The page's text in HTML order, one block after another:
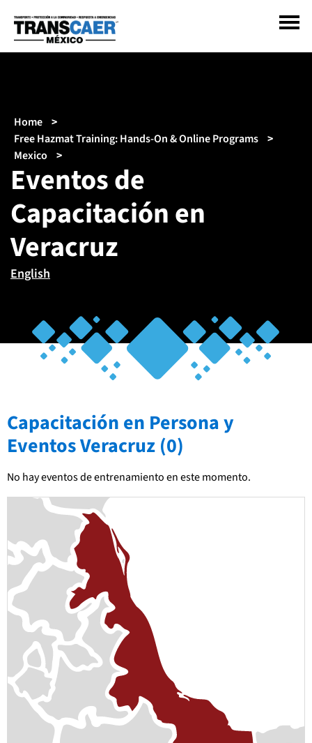
contenido
Sobrescribir
enlaces
de
ayuda
a
la
navegación
Home
Free Hazmat Training: Hands-On & Online Programs
Mexico
Eventos de
Capacitación en
Veracruz
English
Capacitación en Persona y
Eventos Veracruz (0)
No hay eventos de entrenamiento en este momento.